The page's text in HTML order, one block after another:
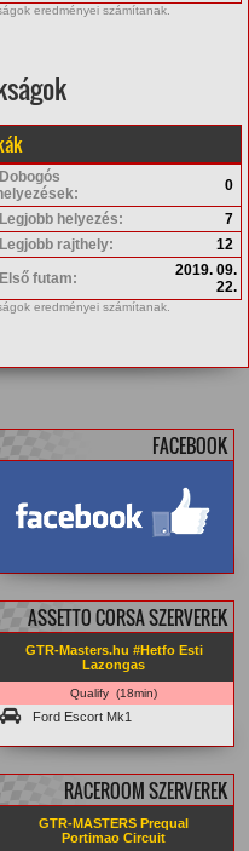
eredményei számítanak.
Dobogós
0
Legjobb helyezés:
7
Legjobb rajthely:
12
Első futam:
2019. 09.
22.
eredményei számítanak.
FACEBOOK
ASSETTO CORSA SZERVEREK
GTR-Masters.hu #Hetfo Esti
Lazongas
Qualify (18min)
Ford Escort Mk1
RACEROOM SZERVEREK
GTR-MASTERS Prequal
Portimao Circuit